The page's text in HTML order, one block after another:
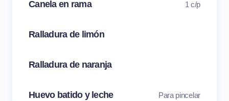
Canela en rama 1 c/p
Ralladura de limón
Ralladura de naranja
Huevo batido y leche Para pincelar